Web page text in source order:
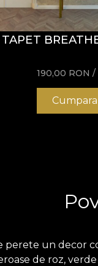
TAPET
190,00 RON /
Cumpara
un decor
de roz,